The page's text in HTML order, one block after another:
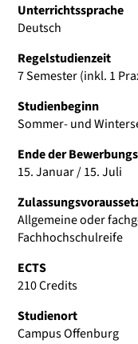
Unterrichtssprache
Deutsch
Regelstudienzeit
7 Semester (inkl. 1
Studienbeginn
Sommer- und
Ende der
15. Januar / 15. Juli
Allgemeine oder
Fachhochschulreife
ECTS
210 Credits
Studienort
Campus Offenburg